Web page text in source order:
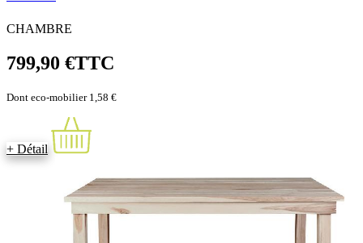
CHAMBRE
799,90 €TTC
Dont eco-mobilier 1,58 €
+ Détail